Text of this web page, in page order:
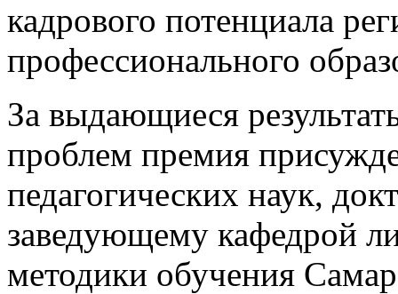
кадрового потенциала
профессионального
За выдающиеся
проблем премия
педагогических наук,
заведующему кафедрой
методики обучения